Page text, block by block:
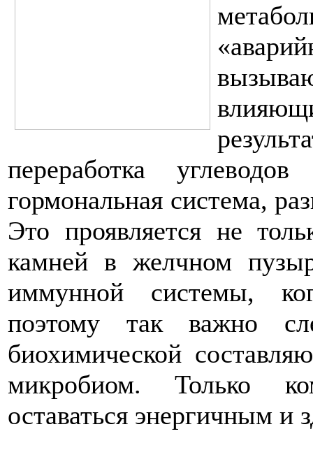
переработка
гормональная система,
Это проявляется не
камней в желчном
иммунной системы,
поэтому так важно
биохимической
микробиом. Только
оставаться энергичным и